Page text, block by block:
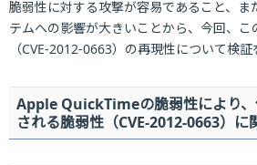
脆弱性に対する攻撃が容易であること、ま
テムへの影響が大きいことから、今回、
（CVE-2012-0663）の再現性について検証
Apple QuickTimeの脆弱性により
される脆弱性（CVE-2012-0663）に